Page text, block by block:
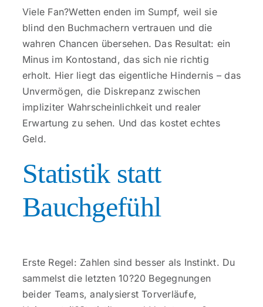
Kontakt
Viele Fan?Wetten enden im Sumpf, weil sie
blind den Buchmachern vertrauen und die
wahren Chancen übersehen. Das Resultat: ein
Minus im Kontostand, das sich nie richtig
erholt. Hier liegt das eigentliche Hindernis – das
Unvermögen, die Diskrepanz zwischen
impliziter Wahrscheinlichkeit und realer
Erwartung zu sehen. Und das kostet echtes
Geld.
Statistik statt
Bauchgefühl
Erste Regel: Zahlen sind besser als Instinkt. Du
sammelst die letzten 10?20 Begegnungen
beider Teams, analysierst Torverläufe,